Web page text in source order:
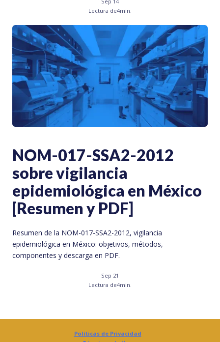
Lectura de4min.
NOM-017-SSA2-2012
sobre vigilancia
epidemiológica en México
[Resumen y PDF]
Resumen de la NOM-017-SSA2-2012, vigilancia
epidemiológica en México: objetivos, métodos,
componentes y descarga en PDF.
Sep 21
Lectura de4min.
Políticas de Privacidad